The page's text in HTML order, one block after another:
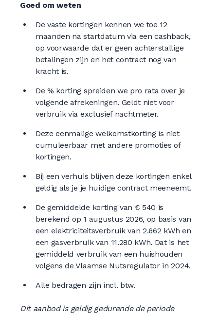
Goed om weten
De vaste kortingen kennen we toe 12
maanden na startdatum via een cashback,
op voorwaarde dat er geen achterstallige
betalingen zijn en het contract nog van
kracht is.
De % korting spreiden we pro rata over je
volgende afrekeningen. Geldt niet voor
verbruik via exclusief nachtmeter.
Deze eenmalige welkomstkorting is niet
cumuleerbaar met andere promoties of
kortingen.
Bij een verhuis blijven deze kortingen enkel
geldig als je je huidige contract meeneemt.
De gemiddelde korting van € 540 is
berekend op 1 augustus 2026, op basis van
een elektriciteitsverbruik van 2.662 kWh en
een gasverbruik van 11.280 kWh. Dat is het
gemiddeld verbruik van een huishouden
volgens de Vlaamse Nutsregulator in 2024.
Alle bedragen zijn incl. btw.
Dit aanbod is geldig gedurende de periode